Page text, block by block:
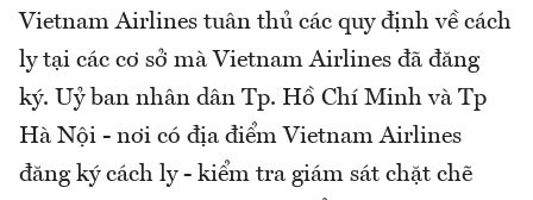
Vietnam Airlines tuân thủ các quy định về cách
ly tại các cơ sở mà Vietnam Airlines đã đăng
ký. Uỷ ban nhân dân Tp. Hồ Chí Minh và Tp
Hà Nội - nơi có địa điểm Vietnam Airlines
đăng ký cách ly - kiểm tra giám sát chặt chẽ